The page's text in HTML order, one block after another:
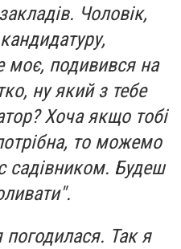
Чоловік,
моє, подивився на
ну який з тебе
Хоча якщо тобі
то можемо
садівником. Будеш
Так я